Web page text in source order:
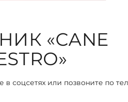
«CANE
соцсетях или позвоните по